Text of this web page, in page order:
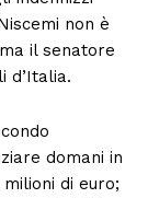
non è
il senatore
d’Italia.
domani in
di euro;